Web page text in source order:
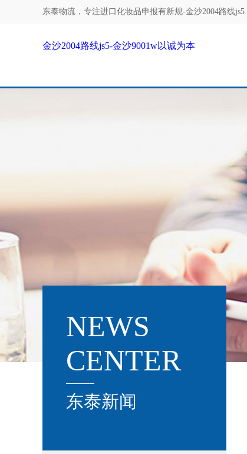
东泰物流，专注进口化妆品申报有新规-金沙2004路线js5
金沙2004路线js5-金沙9001w以诚为本
NEWS
CENTER
东泰新闻